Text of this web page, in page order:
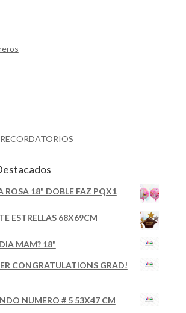
ROSA 18" DOBLE FAZ PQX1
ESTRELLAS 68X69CM
MAM? 18"
CONGRATULATIONS GRAD!
NUMERO # 5 53X47 CM